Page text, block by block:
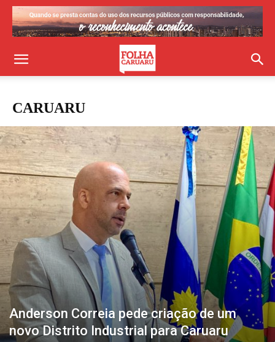
CARUARU
Anderson Correia pede criação de um
novo Distrito Industrial para Caruaru